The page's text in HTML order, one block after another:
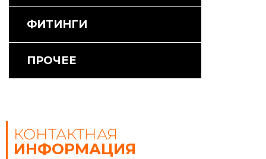
ФИТИНГИ
ПРОЧЕЕ
КОНТАКТНАЯ
ИНФОРМАЦИЯ